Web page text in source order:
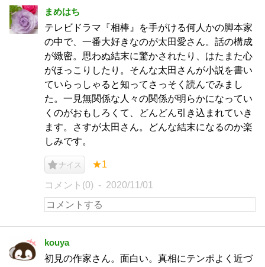
まめはち
テレビドラマ『相棒』を手がける何人かの脚本家
の中で、一番大好きなのが太田愛さん。話の構成
が緻密。思わぬ結末に驚かされたり、はたまた心
がほっこりしたり。そんな太田さんが小説を書い
ていらっしゃると知ってさっそく読んでみまし
た。一見無関係な人々の関係が明らかになってい
くのがおもしろくて、どんどん引き込まれていき
ます。さすが太田さん。どんな結末になるのか楽
しみです。
ナイス ★1
コメント(0) 2020/11/01
kouya
初見の作家さん。面白い。真相にテンポよく近づ